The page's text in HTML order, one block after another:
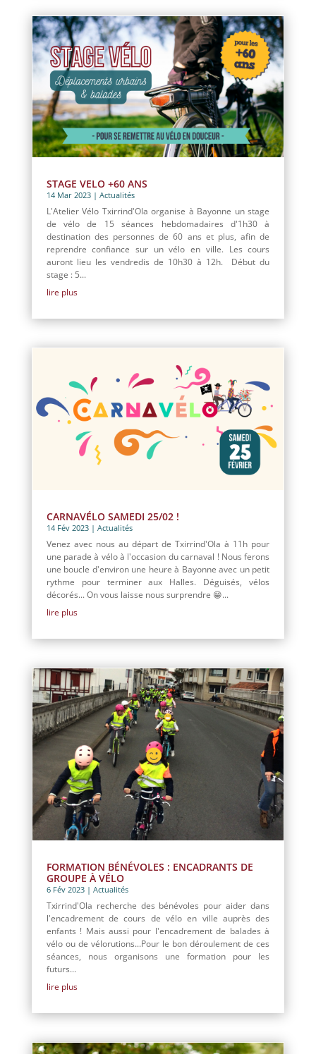
STAGE VELO +60 ANS
14 Mar 2023| Actualités
L'Atelier Vélo Txirrind'Ola organise à Bayonne un stage
de vélo de 15 séances hebdomadaires d'1h30 à
destination des personnes de 60 ans et plus, afin de
reprendre confiance sur un vélo en ville. Les cours
auront lieu les vendredis de 10h30 à 12h. Début du
stage : 5...
lire plus
CARNAVÉLO SAMEDI 25/02 !
14 Fév 2023| Actualités
Venez avec nous au départ de Txirrind'Ola à 11h pour
une parade à vélo à l'occasion du carnaval ! Nous ferons
une boucle d'environ une heure à Bayonne avec un petit
rythme pour terminer aux Halles. Déguisés, vélos
décorés... On vous laisse nous surprendre 😁...
lire plus
FORMATION BÉNÉVOLES : ENCADRANTS DE
GROUPE À VÉLO
6 Fév 2023| Actualités
Txirrind'Ola recherche des bénévoles pour aider dans
l'encadrement de cours de vélo en ville auprès des
enfants ! Mais aussi pour l'encadrement de balades à
vélo ou de vélorutions...Pour le bon déroulement de ces
séances, nous organisons une formation pour les
futurs...
lire plus